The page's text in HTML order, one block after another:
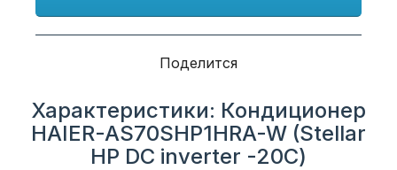
Поделится
Характеристики: Кондиционер
HAIER-AS70SHP1HRA-W (Stellar
HP DC inverter -20С)